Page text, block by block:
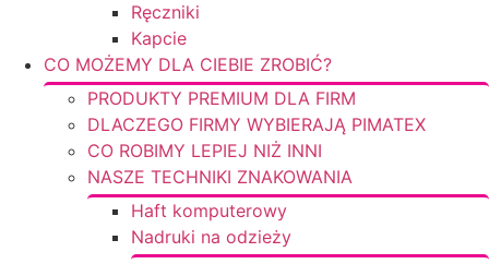
Ręczniki
Kapcie
CO MOŻEMY DLA CIEBIE ZROBIĆ?
PRODUKTY PREMIUM DLA FIRM
DLACZEGO FIRMY WYBIERAJĄ PIMATEX
CO ROBIMY LEPIEJ NIŻ INNI
NASZE TECHNIKI ZNAKOWANIA
Haft komputerowy
Nadruki na odzieży